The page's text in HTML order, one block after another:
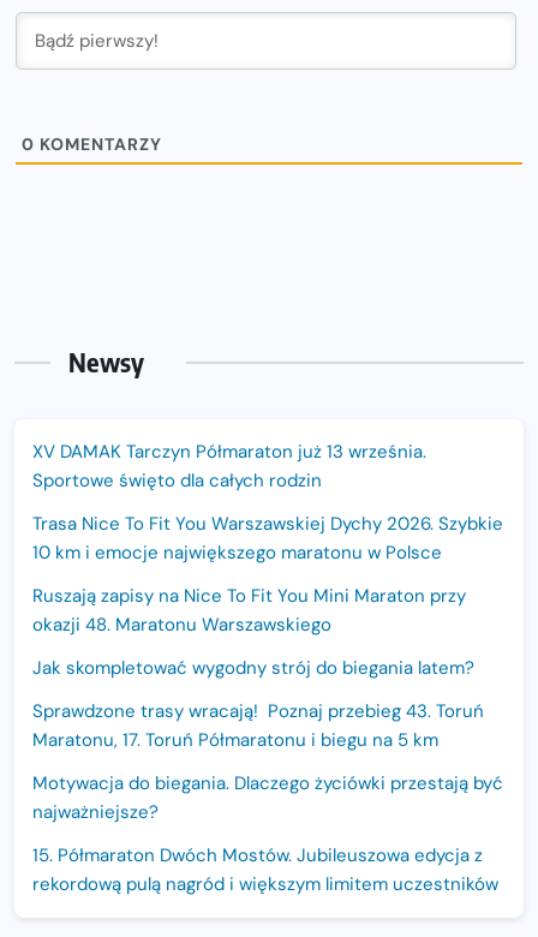
0 KOMENTARZY
Newsy
XV DAMAK Tarczyn Półmaraton już 13 września.
Sportowe święto dla całych rodzin
Trasa Nice To Fit You Warszawskiej Dychy 2026. Szybkie
10 km i emocje największego maratonu w Polsce
Ruszają zapisy na Nice To Fit You Mini Maraton przy
okazji 48. Maratonu Warszawskiego
Jak skompletować wygodny strój do biegania latem?
Sprawdzone trasy wracają! Poznaj przebieg 43. Toruń
Maratonu, 17. Toruń Półmaratonu i biegu na 5 km
Motywacja do biegania. Dlaczego życiówki przestają być
najważniejsze?
15. Półmaraton Dwóch Mostów. Jubileuszowa edycja z
rekordową pulą nagród i większym limitem uczestników